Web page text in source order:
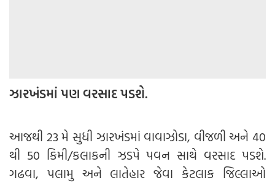
ઝારખંડમાં પણ વરસાદ પડશે.
આજથી 23 મે સુધી ઝારખંડમાં વાવાઝોડા, વીજળી અને 40
થી 50 કિમી/કલાકની ઝડપે પવન સાથે વરસાદ પડશે.
ગઢવા, પલામુ અને લાતેહાર જેવા કેટલાક જિલ્લાઓ